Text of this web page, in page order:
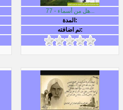
77 - هل من أسماء...
المدة:
تم اضافته: